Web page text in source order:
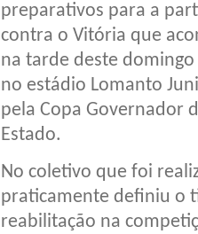
preparativos para a
contra o Vitória que
na tarde deste domingo
no estádio Lomanto
pela Copa Governador
Estado.
No coletivo que foi
praticamente definiu o
reabilitação na